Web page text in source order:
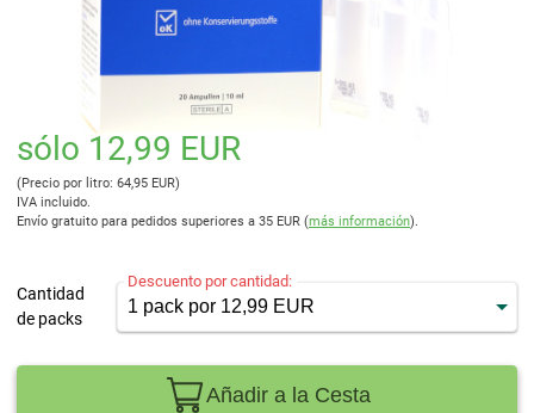
sólo 12,99 EUR
(Precio por litro: 64,95 EUR)
IVA incluido.
Envío gratuito para pedidos superiores a 35 EUR (más información).
Cantidad
de packs
Descuento por cantidad:
Añadir a la Cesta